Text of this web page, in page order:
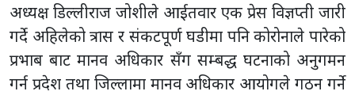
अध्यक्ष डिल्लीराज जोशीले आईतवार एक प्रेस विज्ञप्ती जारी
गर्दे अहिलेको त्रास र संकटपूर्ण घडीमा पनि कोरोनाले पारेको
प्रभाब बाट मानव अधिकार सँग सम्बद्ध घटनाको अनुगमन
गर्न प्रदेश तथा जिल्लामा मानव अधिकार आयोगले गठन गर्ने